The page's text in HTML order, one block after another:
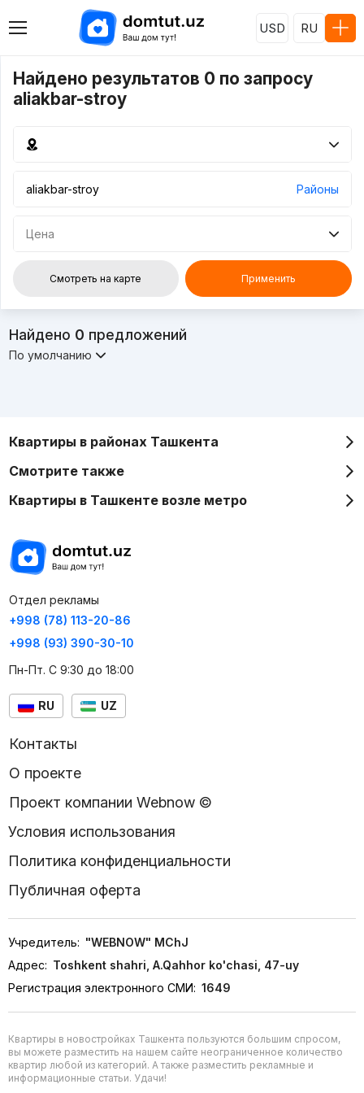
USD RU
Найдено результатов 0 по запросу
aliakbar-stroy
Районы
Цена
Смотреть на карте Применить
Найдено 0 предложений
По умолчанию
Квартиры в районах Ташкента
Смотрите также
Квартиры в Ташкенте возле метро
Отдел рекламы
+998 (78) 113-20-86
+998 (93) 390-30-10
Пн-Пт. С 9:30 до 18:00
RU UZ
Контакты
О проекте
Проект компании Webnow ©
Условия использования
Политика конфиденциальности
Публичная оферта
Учредитель: "WEBNOW" MChJ
Адрес: Toshkent shahri, A.Qahhor ko'chasi, 47-uy
Регистрация электронного СМИ: 1649
Квартиры в новостройках Ташкента пользуются большим спросом,
вы можете разместить на нашем сайте неограниченное количество
квартир любой из категорий. А также разместить рекламные и
информационные статьи. Удачи!